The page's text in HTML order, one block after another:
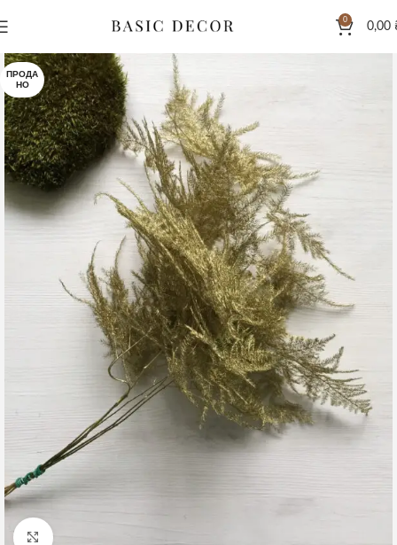
0
0,00
ПРОДА
НО
Клацніть, щоб збільшити